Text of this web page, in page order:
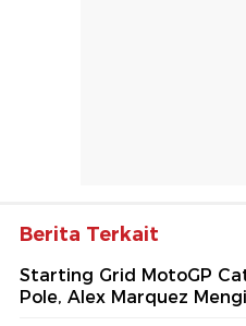
Berita Terkait
Starting Grid MotoGP
Pole, Alex Marquez